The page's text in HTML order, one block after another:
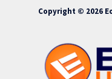
Copyright © 2026